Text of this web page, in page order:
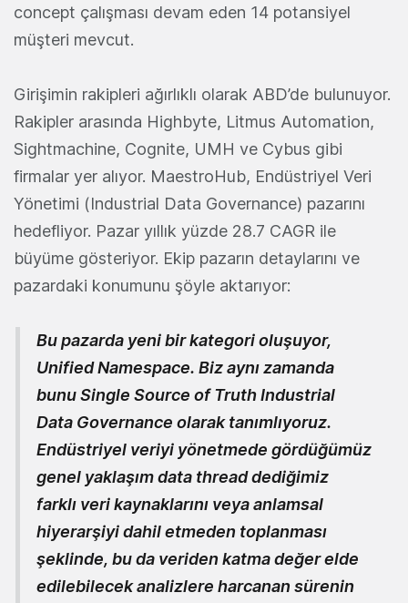
concept çalışması devam eden 14 potansiyel
müşteri mevcut.
Girişimin rakipleri ağırlıklı olarak ABD’de bulunuyor.
Rakipler arasında Highbyte, Litmus Automation,
Sightmachine, Cognite, UMH ve Cybus gibi
firmalar yer alıyor. MaestroHub, Endüstriyel Veri
Yönetimi (Industrial Data Governance) pazarını
hedefliyor. Pazar yıllık yüzde 28.7 CAGR ile
büyüme gösteriyor. Ekip pazarın detaylarını ve
pazardaki konumunu şöyle aktarıyor:
Bu pazarda yeni bir kategori oluşuyor,
Unified Namespace. Biz aynı zamanda
bunu Single Source of Truth Industrial
Data Governance olarak tanımlıyoruz.
Endüstriyel veriyi yönetmede gördüğümüz
genel yaklaşım data thread dediğimiz
farklı veri kaynaklarını veya anlamsal
hiyerarşiyi dahil etmeden toplanması
şeklinde, bu da veriden katma değer elde
edilebilecek analizlere harcanan sürenin